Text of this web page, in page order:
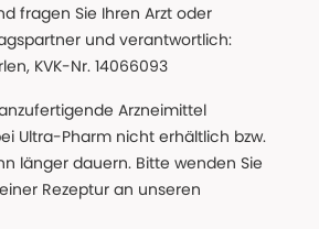
fragen Sie Ihren Arzt oder
und verantwortlich:
KVK-Nr. 14066093
Arzneimittel
Ultra-Pharm nicht erhältlich bzw.
länger dauern. Bitte wenden Sie
Rezeptur an unseren